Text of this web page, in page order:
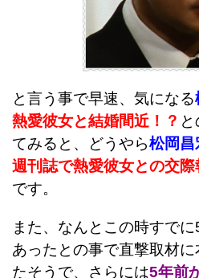
と言う事で早速、気になる
熱愛彼女と結婚間近！？
てみると、どうやら松岡昌
週刊誌で熱愛彼女との交
です。
また、なんとこの時すで
あったとの事で直撃取材
たそうで、さらには5年前